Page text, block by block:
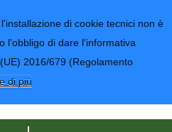
di cookie tecnici non è
l'obbligo di dare l'informativa
2016/679 (Regolamento
di più